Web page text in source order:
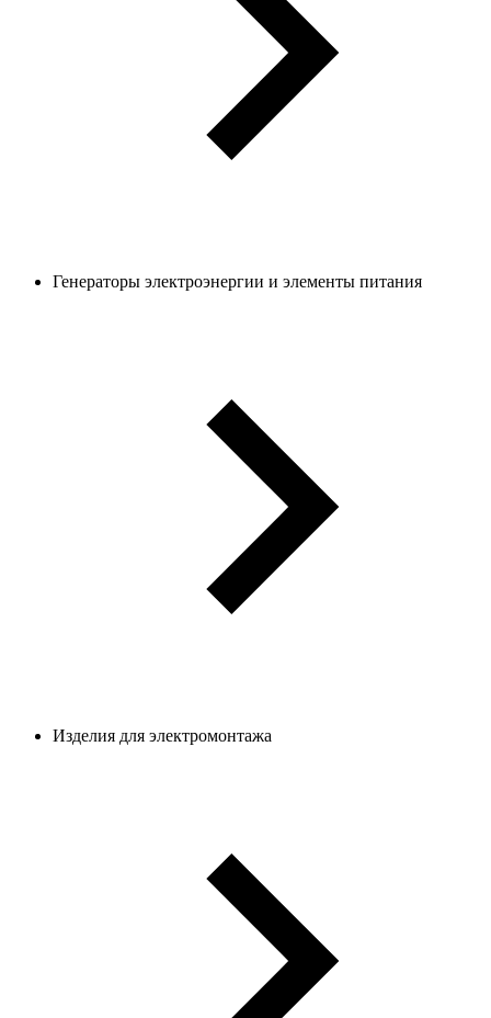
Генераторы электроэнергии и элементы питания
Изделия для электромонтажа